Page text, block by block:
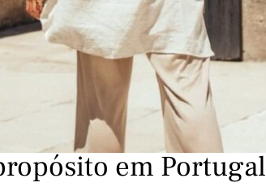
em Portugal